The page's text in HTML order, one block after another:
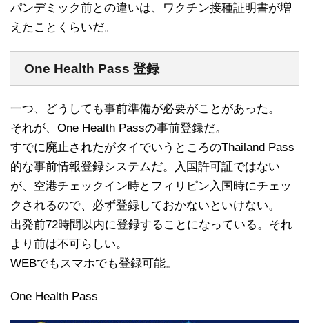
パンデミック前との違いは、ワクチン接種証明書が増
えたことくらいだ。
One Health Pass 登録
一つ、どうしても事前準備が必要がことがあった。
それが、One Health Passの事前登録だ。
すでに廃止されたがタイでいうところのThailand Pass
的な事前情報登録システムだ。入国許可証ではない
が、空港チェックイン時とフィリピン入国時にチェッ
クされるので、必ず登録しておかないといけない。
出発前72時間以内に登録することになっている。それ
より前は不可らしい。
WEBでもスマホでも登録可能。
One Health Pass